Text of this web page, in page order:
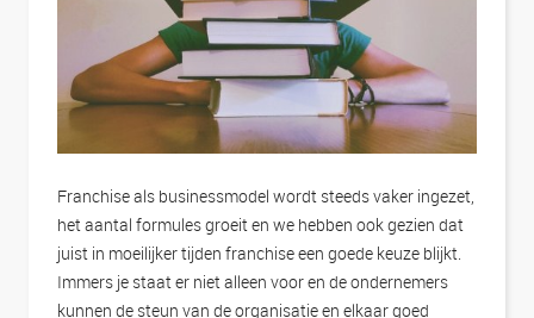
Franchise als businessmodel wordt steeds vaker ingezet,
het aantal formules groeit en we hebben ook gezien dat
juist in moeilijker tijden franchise een goede keuze blijkt.
Immers je staat er niet alleen voor en de ondernemers
kunnen de steun van de organisatie en elkaar goed